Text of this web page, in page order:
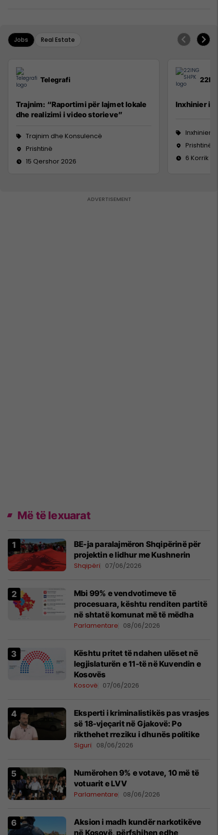
Jobs Real Estate
Telegrafi
Trajnim: “Raportimi për lajmet lokale
dhe realizimi i video storieve”
Trajnim dhe Konsulencë
Prishtinë
15 Qershor 2026
Inxhinier i
Inxhinieri
Prishtinë
6 Korrik
Më të lexuarat
BE-ja paralajmëron Shqipërinë për
projektin e lidhur me Kushnerin
Shqipëri 07/06/2026
Mbi 99% e vendvotimeve të
procesuara, kështu renditen partitë
në shtatë komunat më të mëdha
Parlamentare 08/06/2026
Kështu pritet të ndahen ulëset në
legjislaturën e 11-të në Kuvendin e
Kosovës
Kosovë 07/06/2026
Eksperti i kriminalistikës pas vrasjes
së 18-vjeçarit në Gjakovë: Po
rikthehet rreziku i dhunës politike
Siguri 08/06/2026
Numërohen 9% e votave, 10 më të
votuarit e LVV
Parlamentare 08/06/2026
Aksion i madh kundër narkotikëve
në Kosovë, përfshihen edhe